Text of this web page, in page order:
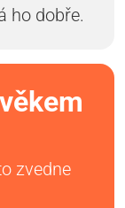
ho dobře.
zvedne